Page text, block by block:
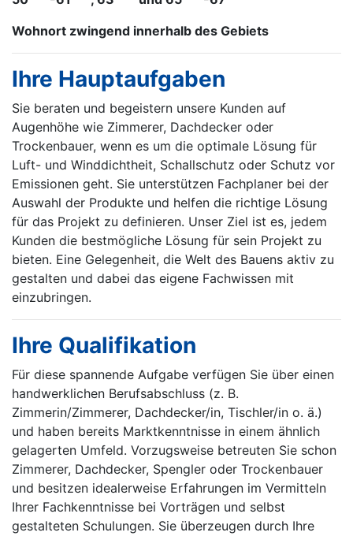
Wohnort zwingend innerhalb des Gebiets
Ihre Hauptaufgaben
Sie beraten und begeistern unsere Kunden auf
Augenhöhe wie Zimmerer, Dachdecker oder
Trockenbauer, wenn es um die optimale Lösung für
Luft- und Winddichtheit, Schallschutz oder Schutz vor
Emissionen geht. Sie unterstützen Fachplaner bei der
Auswahl der Produkte und helfen die richtige Lösung
für das Projekt zu definieren. Unser Ziel ist es, jedem
Kunden die bestmögliche Lösung für sein Projekt zu
bieten. Eine Gelegenheit, die Welt des Bauens aktiv zu
gestalten und dabei das eigene Fachwissen mit
einzubringen.
Ihre Qualifikation
Für diese spannende Aufgabe verfügen Sie über einen
handwerklichen Berufsabschluss (z. B.
Zimmerin/Zimmerer, Dachdecker/in, Tischler/in o. ä.)
und haben bereits Marktkenntnisse in einem ähnlich
gelagerten Umfeld. Vorzugsweise betreuten Sie schon
Zimmerer, Dachdecker, Spengler oder Trockenbauer
und besitzen idealerweise Erfahrungen im Vermitteln
Ihrer Fachkenntnisse bei Vorträgen und selbst
gestalteten Schulungen. Sie überzeugen durch Ihre